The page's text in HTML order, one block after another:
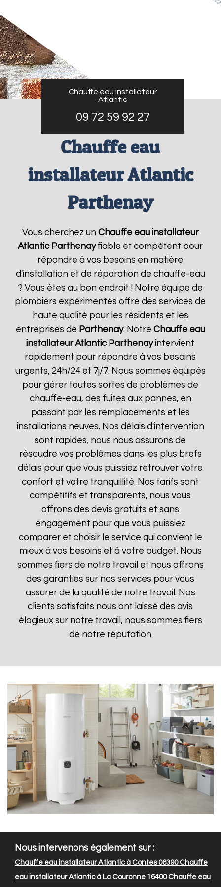
Chauffe eau installateur
Atlantic
09 72 59 92 27
Chauffe eau
installateur Atlantic
Parthenay
Vous cherchez un Chauffe eau installateur
Atlantic Parthenayfiable et compétent pour
répondre à vos besoins en matière
d'installation et de réparation de chauffe-eau
? Vous êtes au bon endroit ! Notre équipe de
plombiers expérimentés offre des services de
haute qualité pour les résidents et les
entreprises de Parthenay. Notre Chauffe eau
installateur Atlantic Parthenayintervient
rapidement pour répondre à vos besoins
urgents, 24h/24 et 7j/7. Nous sommes équipés
pour gérer toutes sortes de problèmes de
chauffe-eau, des fuites aux pannes, en
passant par les remplacements et les
installations neuves. Nos délais d'intervention
sont rapides, nous nous assurons de
résoudre vos problèmes dans les plus brefs
délais pour que vous puissiez retrouver votre
confort et votre tranquillité. Nos tarifs sont
compétitifs et transparents, nous vous
offrons des devis gratuits et sans
engagement pour que vous puissiez
comparer et choisir le service qui convient le
mieux à vos besoins et à votre budget. Nous
sommes fiers de notre travail et nous offrons
des garanties sur nos services pour vous
assurer de la qualité de notre travail. Nos
clients satisfaits nous ont laissé des avis
élogieux sur notre travail, nous sommes fiers
de notre réputation
Nous intervenons également sur :
Chauffe eau installateur Atlantic à Contes 06390Chauffe
eau installateur Atlantic à La Couronne 16400Chauffe eau